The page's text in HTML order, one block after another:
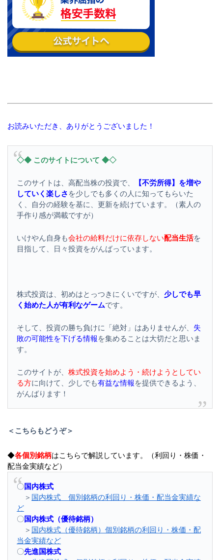
お読みいただき、ありがとうございました！
◇◆ このサイトについて ◆◇
このサイトは、高配当株の投資で、
【不労所得】を増や
していく楽しさ を少しでも多くの人に知ってもらいた
く、自分の経験を基に、更新を続けています。（素人の
手作り感が満載ですが）
いけやん自身も会社の給料だけに依存しない配当生活を
目指して、日々投資をがんばっています。
株式投資は、初めはとっつきにくいですが、 少しでも早
く始めた人が有利なゲームです。
そして、投資の勝ち負けに「絶対」はありませんが、 失
敗の可能性を下げる情報を集めることは大切だと思いま
す。
このサイトが、 株式投資を始めよう・続けようとしてい
る方に向けて、少しでも有益な情報を提供できるよう、
がんばります！
＜こちらもどうぞ＞
◆各個別銘柄はこちらで解説しています。（利回り・株価・
配当金実績など）
〇国内株式
＞ 国内株式 個別銘柄の利回り・株価・配当金実績な
ど
〇国内株式（優待銘柄）
＞ 国内株式（優待銘柄）個別銘柄の利回り・株価・配
当金実績など
〇先進国株式